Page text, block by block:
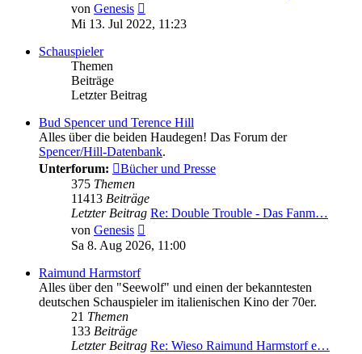
von Genesis
Beitrag
Mi 13. Jul 2022, 11:23
Schauspieler
Themen
Beiträge
Letzter Beitrag
Bud Spencer und Terence Hill
Alles über die beiden Haudegen! Das Forum der
Spencer/Hill-Datenbank.
Unterforum:
Bücher und Presse
375 Themen
11413 Beiträge
Letzter Beitrag Re: Double Trouble - Das Fanm…
von Genesis
Beitrag
Sa 8. Aug 2026, 11:00
Raimund Harmstorf
Alles über den "Seewolf" und einen der bekanntesten
deutschen Schauspieler im italienischen Kino der 70er.
21 Themen
133 Beiträge
Letzter Beitrag Re: Wieso Raimund Harmstorf e…